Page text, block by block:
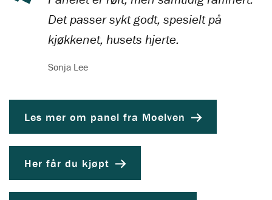
Det passer sykt godt, spesielt på
kjøkkenet, husets hjerte.
Sonja Lee
Les mer om panel fra Moelven
Her får du kjøpt